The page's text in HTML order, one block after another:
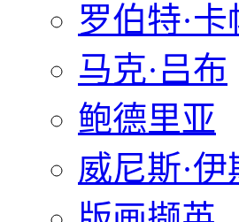
罗伯特·卡
马克·吕布
鲍德里亚
威尼斯·伊